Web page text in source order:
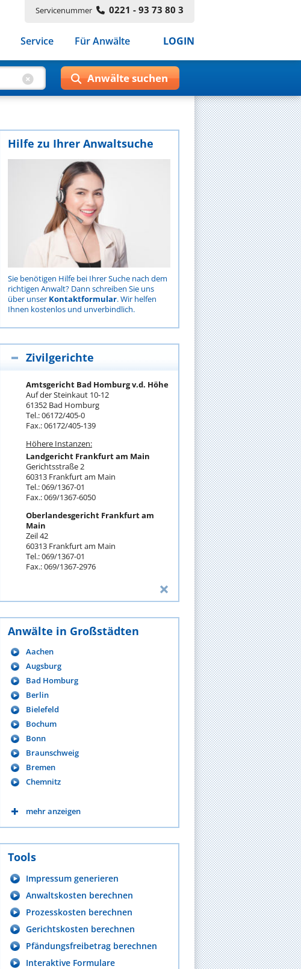
Servicenummer 0221 - 93 73 80 3
Service Für Anwälte LOGIN
Hilfe zu Ihrer Anwaltsuche
Sie benötigen Hilfe bei Ihrer Suche nach dem
richtigen Anwalt? Dann schreiben Sie uns
über unser Kontaktformular. Wir helfen
Ihnen kostenlos und unverbindlich.
Zivilgerichte
Amtsgericht Bad Homburg v.d. Höhe
Auf der Steinkaut 10-12
61352 Bad Homburg
Tel.: 06172/405-0
Fax.: 06172/405-139
Höhere Instanzen:
Landgericht Frankfurt am Main
Gerichtsstraße 2
60313 Frankfurt am Main
Tel.: 069/1367-01
Fax.: 069/1367-6050
Oberlandesgericht Frankfurt am
Main
Zeil 42
60313 Frankfurt am Main
Tel.: 069/1367-01
Fax.: 069/1367-2976
Anwälte in Großstädten
Aachen
Augsburg
Bad Homburg
Berlin
Bielefeld
Bochum
Bonn
Braunschweig
Bremen
Chemnitz
mehr anzeigen
Tools
Impressum generieren
Anwaltskosten berechnen
Prozesskosten berechnen
Gerichtskosten berechnen
Pfändungsfreibetrag berechnen
Interaktive Formulare